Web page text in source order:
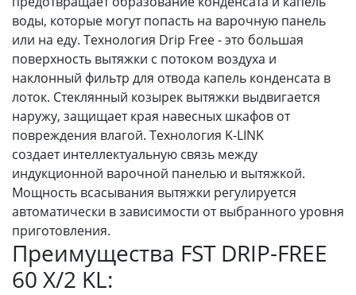
воды, которые могут попасть на варочную панель
или на еду. Технология Drip Free - это большая
поверхность вытяжки с потоком воздуха и
наклонный фильтр для отвода капель конденсата в
лоток. Стеклянный козырек вытяжки выдвигается
наружу, защищает края навесных шкафов от
повреждения влагой. Технология K-LINK
создает интеллектуальную связь между
индукционной варочной панелью и вытяжкой.
Мощность всасывания вытяжки регулируется
автоматически в зависимости от выбранного уровня
приготовления.
Преимущества FST DRIP-FREE
60 X/2 KL: